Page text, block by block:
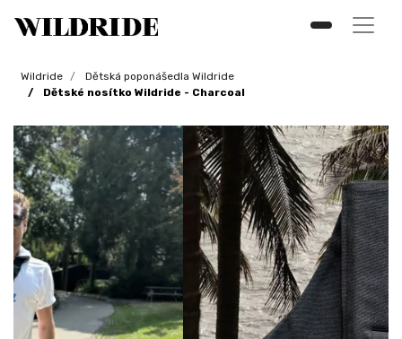
Wildride
Dětská poponášedla Wildride
Dětské nosítko Wildride - Charcoal